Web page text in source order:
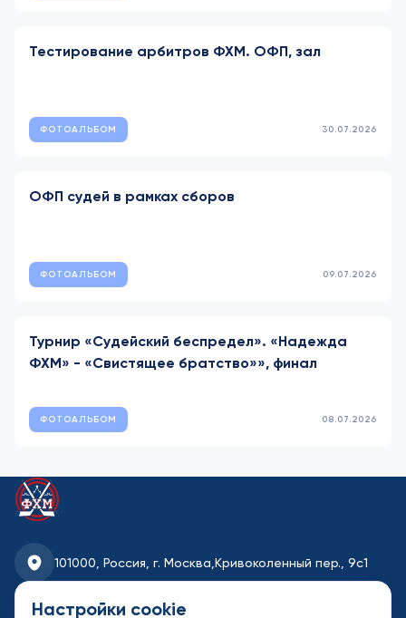
Тестирование арбитров ФХМ. ОФП, зал
ФОТОАЛЬБОМ 30.07.2026
ОФП судей в рамках сборов
ФОТОАЛЬБОМ 09.07.2026
Турнир «Судейский беспредел». «Надежда
ФХМ» - «Свистящее братство»», финал
ФОТОАЛЬБОМ 08.07.2026
101000, Россия, г. Москва, Кривоколенный пер., 9с1
fhmoscow@mail.ru
Настройки cookie